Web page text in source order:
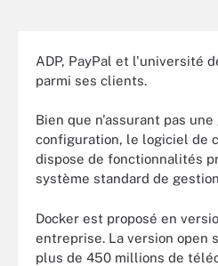
ADP, PayPal et l'université
parmi ses clients.
Bien que n'assurant pas
configuration, le logiciel de
dispose de fonctionnalités
système standard de
Docker est proposé en
entreprise. La version open
plus de 450 millions de